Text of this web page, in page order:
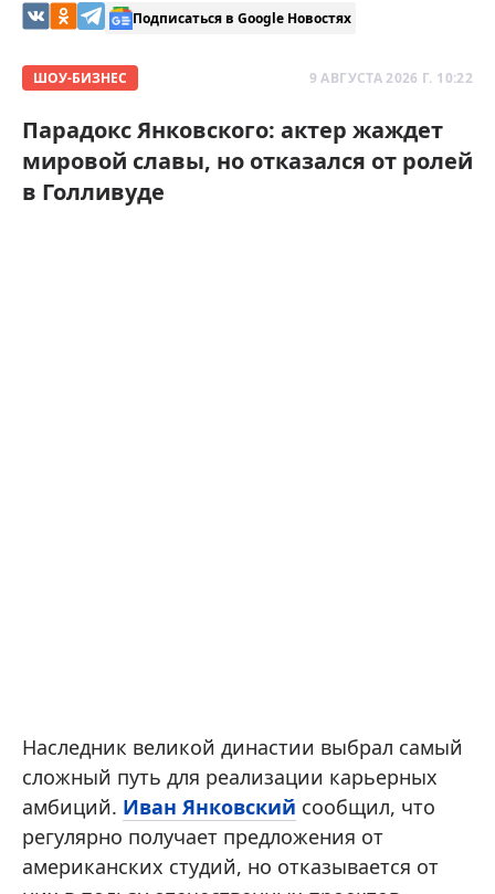
Подписаться в Google Новостях
ШОУ-БИЗНЕС 9 АВГУСТА 2026 Г. 10:22
Парадокс Янковского: актер жаждет
мировой славы, но отказался от ролей
в Голливуде
Наследник великой династии выбрал самый
сложный путь для реализации карьерных
амбиций. Иван Янковский сообщил, что
регулярно получает предложения от
американских студий, но отказывается от